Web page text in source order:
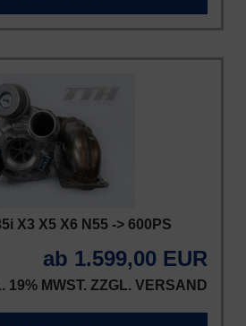
X3 X5 X6 N55 -> 600PS
ab 1.599,00 EUR
19% MWST. ZZGL. VERSAND